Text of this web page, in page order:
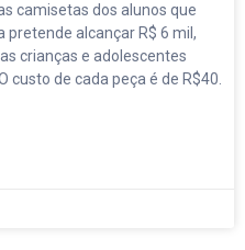
camisetas dos alunos que
alcançar R$ 6 mil,
crianças e adolescentes
custo de cada peça é de R$40.